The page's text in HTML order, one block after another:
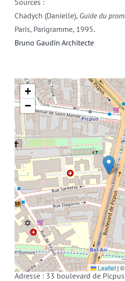
Chadych (Danielle), Guide du
Paris, Parigramme, 1995.
Bruno Gaudin Architecte
+
−
Leaflet |
Adresse : 33 boulevard de